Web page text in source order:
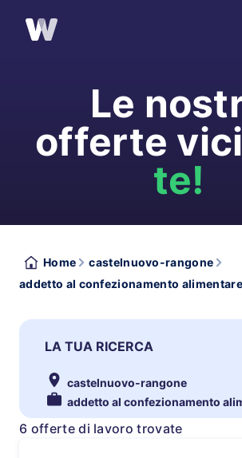
Le
offerte
te!
Home
castelnuovo-rangone
addetto al confezionamento alimentare
LA TUA RICERCA
castelnuovo-rangone
addetto al confezionamento
6 offerte di lavoro trovate